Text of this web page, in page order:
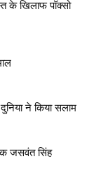
के खिलाफ पॉक्सो
ने किया सलाम
जसवंत सिंह